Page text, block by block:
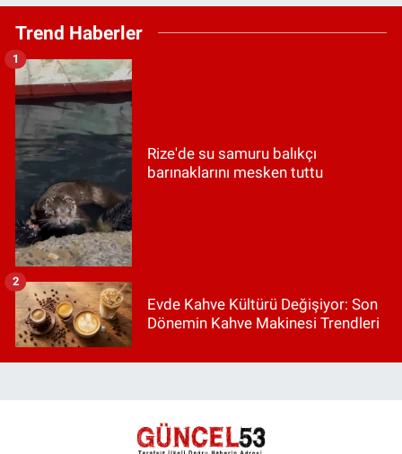
Trend Haberler
Rize'de su samuru balıkçı
barınaklarını mesken tuttu
1
Evde Kahve Kültürü Değişiyor: Son
Dönemin Kahve Makinesi Trendleri
2